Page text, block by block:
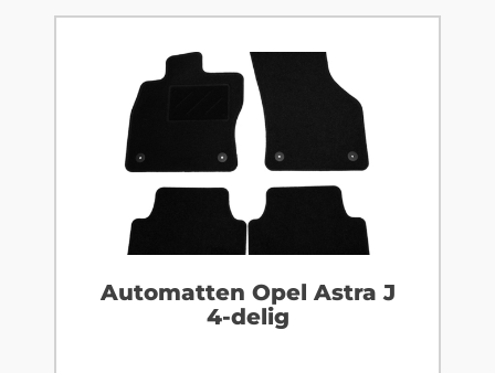
Automatten Opel Astra J
4-delig